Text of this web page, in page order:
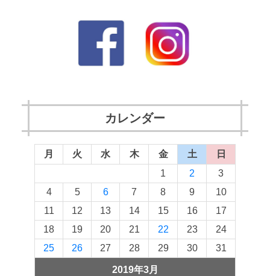
カレンダー
2019年3月
月 火 水 木 金 土
日
1
2
3
4
5 6 7 8 9
10
11
12 13 14 15 16
17
18
19 20 21 22 23
24
25
26 27 28 29 30 31